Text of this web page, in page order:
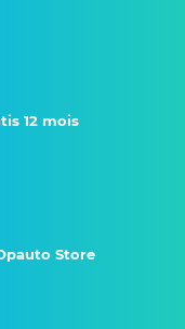
12 mois
Store